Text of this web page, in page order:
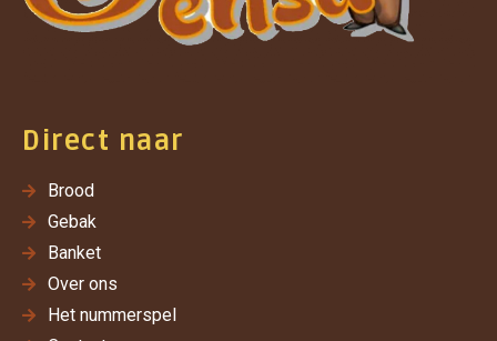
Direct naar
Brood
Gebak
Banket
Over ons
Het nummerspel